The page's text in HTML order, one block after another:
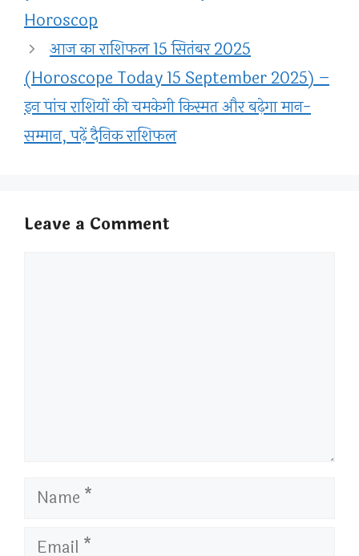
Horoscop
आज का राशिफल 15 सितंबर 2025
(Horoscope Today 15 September 2025) –
इन पांच राशियों की चमकेगी किस्मत और बढ़ेगा मान-
सम्मान, पढ़ें दैनिक राशिफल
Leave a Comment
Name
Email